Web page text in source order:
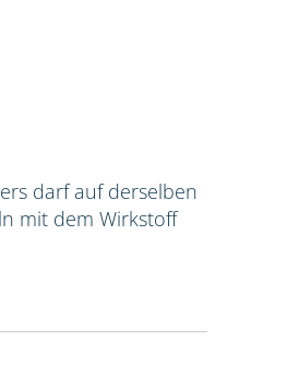
darf auf derselben
mit dem Wirkstoff